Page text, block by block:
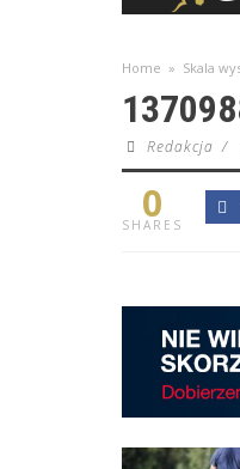
Home » Skala
Redakcja /
0
SHARES